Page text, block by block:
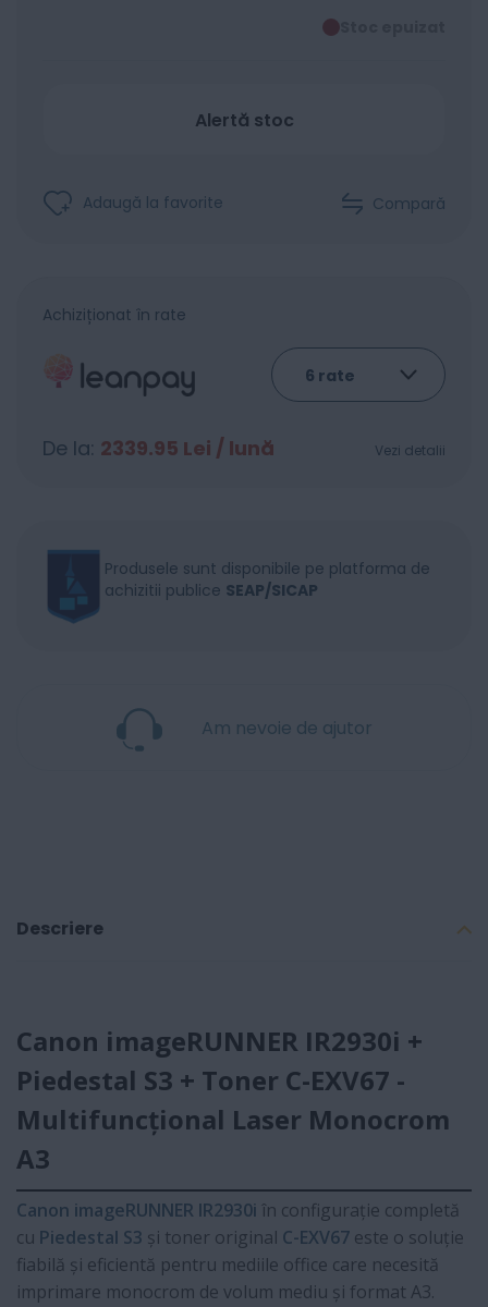
Alertă stoc
Adaugă la favorite Compară
Achiziționat în rate
De la: 2339.95 Lei / lună Vezi detalii
Produsele sunt disponibile pe platforma de
achizitii publice SEAP/SICAP
Am nevoie de ajutor
Descriere
Canon imageRUNNER IR2930i +
Piedestal S3 + Toner C-EXV67 -
Multifuncțional Laser Monocrom
A3
Canon imageRUNNER IR2930i în configurație completă
cu Piedestal S3 și toner original C-EXV67 este o soluție
fiabilă și eficientă pentru mediile office care necesită
imprimare monocrom de volum mediu și format A3.